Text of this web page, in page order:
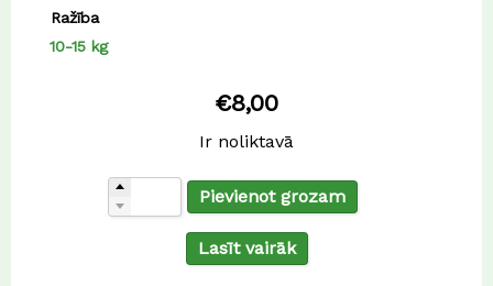
Ražība
10-15 kg
€8,00
Ir noliktavā
Pievienot grozam
Lasīt vairāk